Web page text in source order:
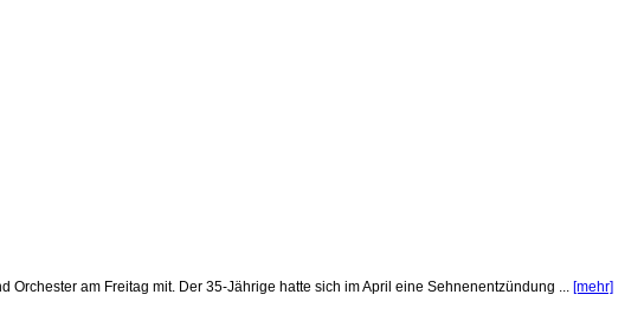
am Freitag mit. Der 35-Jährige hatte sich im April eine Sehnenentzündung ... [mehr]